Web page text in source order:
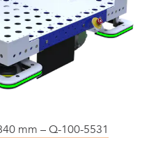
mm – Q-100-5531